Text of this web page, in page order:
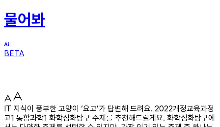
물어봐
BETA
IT 지식이 풍부한 고양이 ‘요고’가 답변해 드려요. 2022개정교육과정
고1 통합과학1 화학심화탐구 주제를 추천해드릴게요. 화학심화탐구에